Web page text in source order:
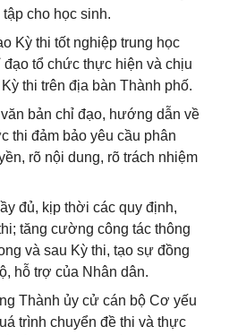
cho học sinh.
Kỳ thi tốt nghiệp trung học
tổ chức thực hiện và chịu
thi trên địa bàn Thành phố.
bản chỉ đạo, hướng dẫn về
thi đảm bảo yêu cầu phân
rõ nội dung, rõ trách nhiệm
đủ, kịp thời các quy định,
tăng cường công tác thông
và sau Kỳ thi, tạo sự đồng
hỗ trợ của Nhân dân.
Thành ủy cử cán bộ Cơ yếu
trình chuyển đề thi và thực